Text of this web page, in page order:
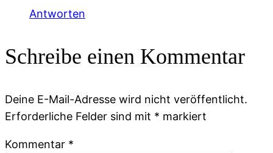
Antworten
Schreibe einen Kommentar
Deine E-Mail-Adresse wird nicht veröffentlicht.
Erforderliche Felder sind mit * markiert
Kommentar *